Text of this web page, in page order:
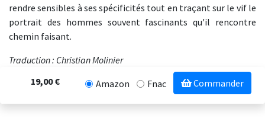
rendre sensibles à ses spécificités tout en traçant sur le vif le
portrait des hommes souvent fascinants qu'il rencontre
chemin faisant.
Traduction : Christian Molinier
19,00 €
Amazon Fnac Commander